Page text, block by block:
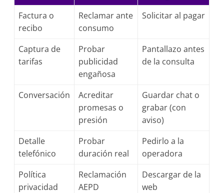
Factura o
recibo
Reclamar ante
consumo
Solicitar al pagar
Captura de
tarifas
Probar
publicidad
engañosa
Pantallazo antes
de la consulta
Conversación
Acreditar
promesas o
presión
Guardar chat o
grabar (con
aviso)
Detalle
telefónico
Probar
duración real
Pedirlo a la
operadora
Política
privacidad
Reclamación
AEPD
Descargar de la
web